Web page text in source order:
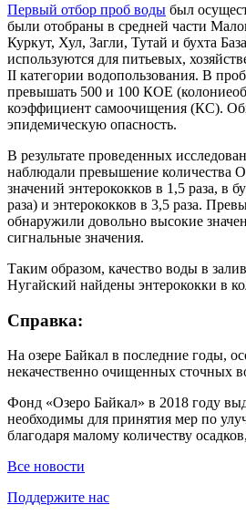
Первый отбор проб воды был
были отобраны в средней части
Куркут, Хул, Загли, Тутай и бухта
используются для питьевых,
II категории водопользования. В
превышать 500 и 100 КОЕ
коэффициент самоочищения (КС).
эпидемическую опасность.
В результате проведенных
наблюдали превышение количества
значений энтерококков в 1,5 раза,
раза) и энтерококков в 3,5 раза.
обнаружили довольно высокие
сигнальные значения.
Таким образом, качество воды в
Нугайский найдены энтерококки в
Справка:
На озере Байкал в последние годы,
некачественно очищенных сточных
Фонд «Озеро Байкал» в 2018 году
необходимы для принятия мер по
благодаря малому количеству
Все новости
Поддержите нас